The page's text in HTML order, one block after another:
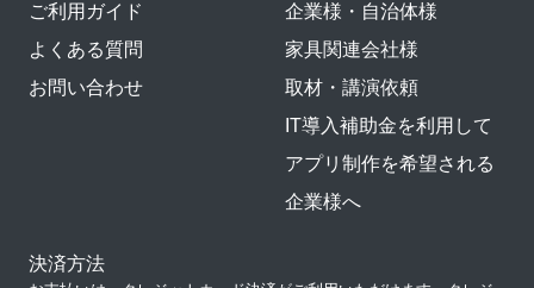
ご利用ガイド
よくある質問
お問い合わせ
企業様・自治体様
家具関連会社様
取材・講演依頼
IT導入補助金を利用して
アプリ制作を希望される
企業様へ
決済方法